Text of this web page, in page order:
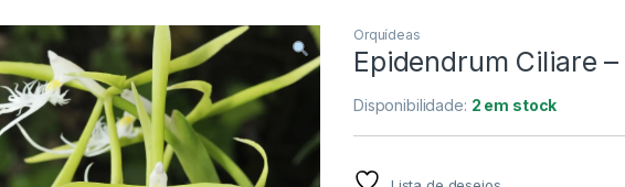
Orquídeas
Epidendrum Ciliare
Disponibilidade: 2 em stock